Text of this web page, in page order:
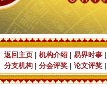
返回主页 | 机构介绍 | 易界时事 |
分支机构 | 分会评奖 | 论文评奖 |